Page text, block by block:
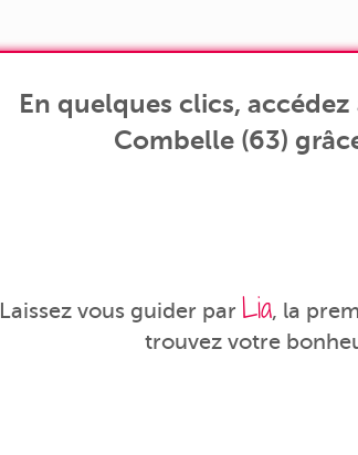
En quelques clics,
Combelle (63)
Laissez vous guider par Lia, la
trouvez votre